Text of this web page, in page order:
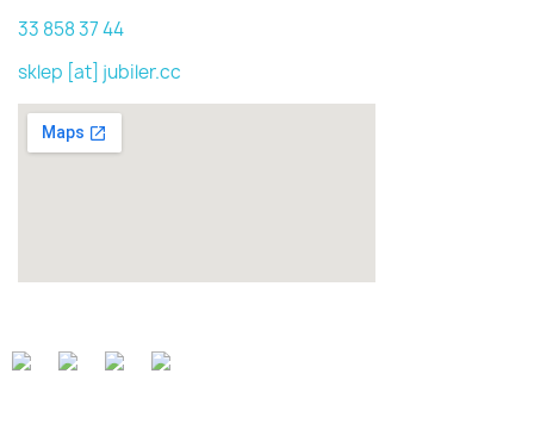
33 858 37 44
sklep [at] jubiler.cc